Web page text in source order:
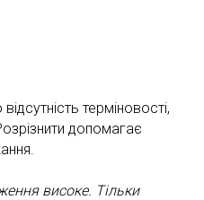
терміновості,
допомагає
високе. Тільки